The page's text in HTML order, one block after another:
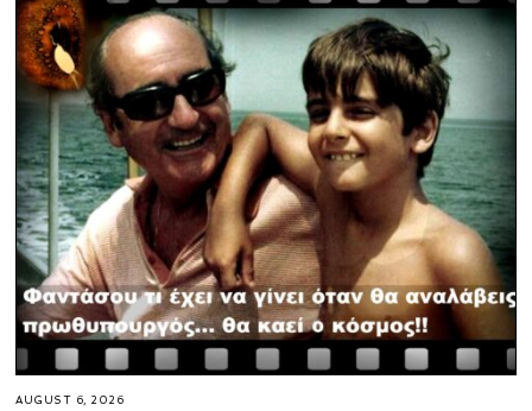
AUGUST 6, 2026